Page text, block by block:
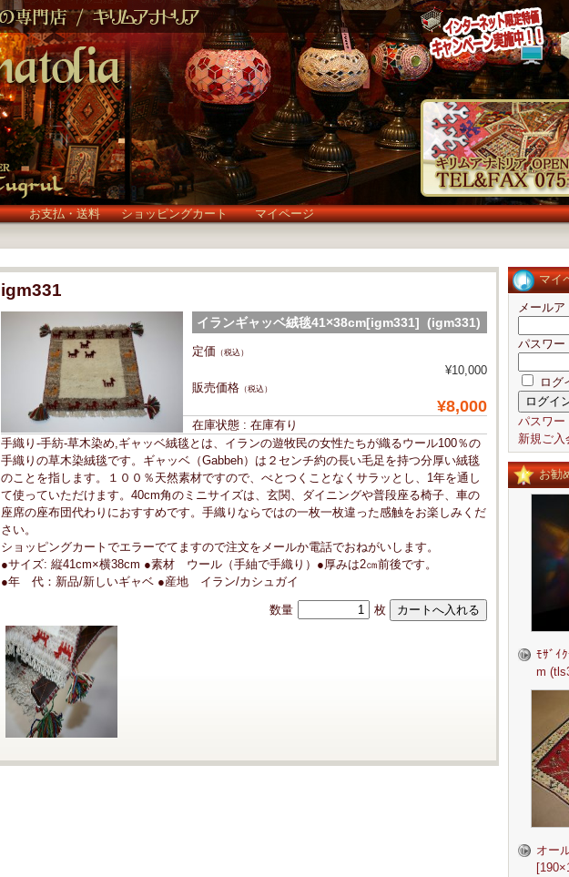
お支払・送料 ショッピングカート
マイページ
マイ
メールア
パスワー
ログ
パスワー
新規ご入
お勧
ﾓｻﾞｲ
m
オー
igm331
イランギャッベ絨毯41×38cm[igm331] (igm331)
定価 （税込）
¥10,000
販売価格 （税込）
¥8,000
在庫状態 : 在庫有り
手織り-手紡-草木染め,ギャッベ絨毯とは、イランの遊牧民の女性たちが織るウール100％の
手織りの草木染絨毯です。ギャッベ（Gabbeh）は２センチ約の長い毛足を持つ分厚い絨毯
のことを指します。１００％天然素材ですので、べとつくことなくサラッとし、1年を通し
て使っていただけます。40cm角のミニサイズは、玄関、ダイニングや普段座る椅子、車の
座席の座布団代わりにおすすめです。手織りならではの一枚一枚違った感触をお楽しみくだ
さい。
ショッピングカートでエラーでてますので注文をメールか電話でおねがいします。
●サイズ: 縦41cm×横38cm ●素材 ウール（手紬で手織り）●厚みは2㎝前後です。
●年 代：新品/新しいギャベ ●産地 イラン/カシュガイ
数量 枚